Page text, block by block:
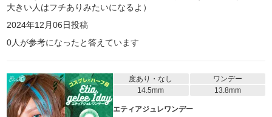
大きい人はフチありみたいになるよ）
2024年12月06日投稿
0人が参考になったと答えています
度あり・なし
ワンデー
14.5mm
13.8mm
エティアジュレワンデー